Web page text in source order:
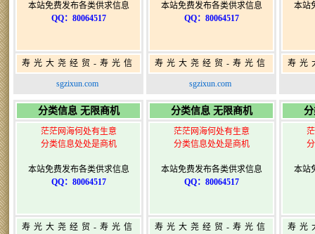
本站免费发布各类供求信息
QQ：80064517
寿光大尧经贸-寿光信
息网-免费信息发布网-
sgzixun.com
本站免费发布各类供求信息
QQ：80064517
寿光大尧经贸-寿光信
息网-免费信息发布网-
sgzixun.com
本站
寿光
分类信息 无限商机
茫茫网海何处有生意
分类信息处处是商机
本站免费发布各类供求信息
QQ：80064517
寿光大尧经贸-寿光信
分类信息 无限商机
茫茫网海何处有生意
分类信息处处是商机
本站免费发布各类供求信息
QQ：80064517
寿光大尧经贸-寿光信
本站
寿光